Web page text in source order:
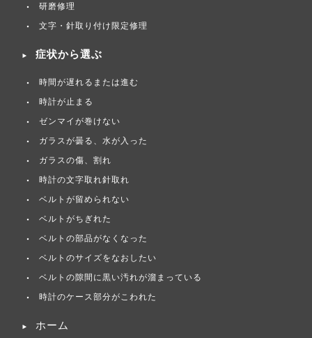
研磨修理
文字・針取り付け限定修理
症状から選ぶ
時間が遅れるまたは進む
時計が止まる
ゼンマイが巻けない
ガラスが曇る、水が入った
ガラスの傷、割れ
時計の文字取れ針取れ
ベルトが留められない
ベルトがちぎれた
ベルトの部品がなくなった
ベルトのサイズをなおしたい
ベルトの隙間に黒い汚れが溜まっている
時計のケース部分がこわれた
ホーム